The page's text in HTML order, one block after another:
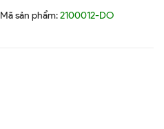
Mã sản phẩm:2100012-DO